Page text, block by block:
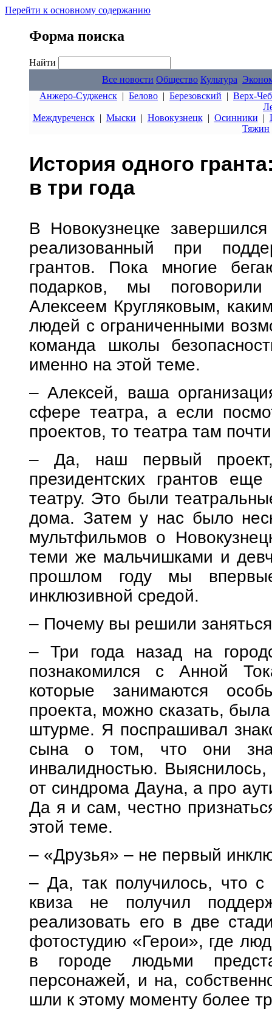
Перейти к основному содержанию
Форма поиска
Найти
Все новости Общество Культура
Анжеро-Судженск | Белово | Березовский | Верх-
Междуреченск| Мыски | Новокузнецк| Осинники |
Тяжин
История одного
в три года
В Новокузнецке
реализованный при
грантов. Пока многие
подарков, мы
Алексеем Кругляковым,
людей с ограниченными
команда школы
именно на этой теме.
– Алексей, ваша
сфере театра, а если
проектов, то театра там
– Да, наш первый
президентских грантов
театру. Это были
дома. Затем у нас было
мультфильмов о
теми же мальчишками и
прошлом году мы
инклюзивной средой.
– Почему вы решили
– Три года назад на
познакомился с Анной
которые занимаются
проекта, можно сказать,
штурме. Я поспрашивал
сына о том, что они
инвалидностью.
от синдрома Дауна, а про
Да я и сам, честно
этой теме.
– «Друзья» – не первый
– Да, так получилось, что с
квиза не получил
реализовать его в две
фотостудию «Герои», где
в городе людьми
персонажей, и на,
шли к этому моменту более